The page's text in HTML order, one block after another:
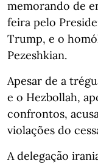
memorando de
feira pelo
Trump, e o
Pezeshkian.
Apesar de a
e o Hezbollah,
confrontos,
violações do
A delegação